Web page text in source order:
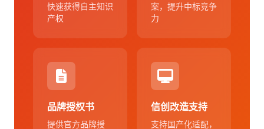
快速获得自主知识
产权
案，提升中标竞争
力
品牌授权书
提供官方品牌授
信创改造支持
支持国产化适配，